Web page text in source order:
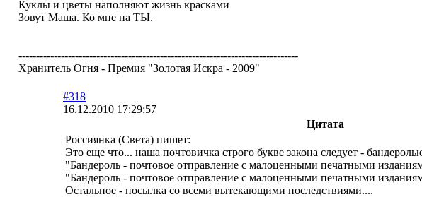
Куклы и цветы наполняют жизнь красками
Зовут Маша. Ко мне на ТЫ.
-------------------------------------------------------------------------------
Хранитель Огня - Премия "Золотая Искра - 2009"
#318
16.12.2010 17:29:57
Цитата
Россиянка (Света) пишет:
Это еще что... наша почтовичка строго букве закона следует -
"Бандероль - почтовое отправление с малоценными печатными
"Бандероль - почтовое отправление с малоценными печатными
Остальное - посылка со всеми вытекающими последствиями....